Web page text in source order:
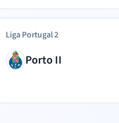
Liga Portugal 2
Porto II